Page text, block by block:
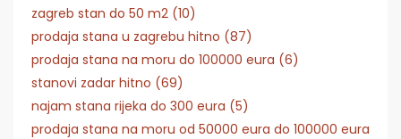
zagreb stan do 50 m2 (10)
prodaja stana u zagrebu hitno (87)
prodaja stana na moru do 100000 eura (6)
stanovi zadar hitno (69)
najam stana rijeka do 300 eura (5)
prodaja stana na moru od 50000 eura do 100000 eura